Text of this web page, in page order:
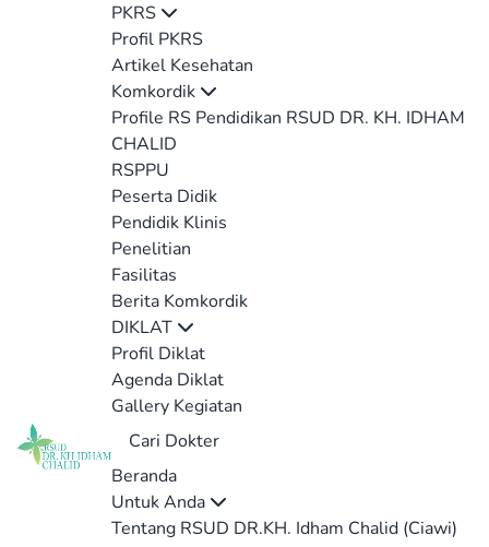
PKRS
Profil PKRS
Artikel Kesehatan
Komkordik
Profile RS Pendidikan RSUD DR. KH. IDHAM
CHALID
RSPPU
Peserta Didik
Pendidik Klinis
Penelitian
Fasilitas
Berita Komkordik
DIKLAT
Profil Diklat
Agenda Diklat
Gallery Kegiatan
Cari Dokter
Beranda
Untuk Anda
Tentang RSUD DR.KH. Idham Chalid (Ciawi)